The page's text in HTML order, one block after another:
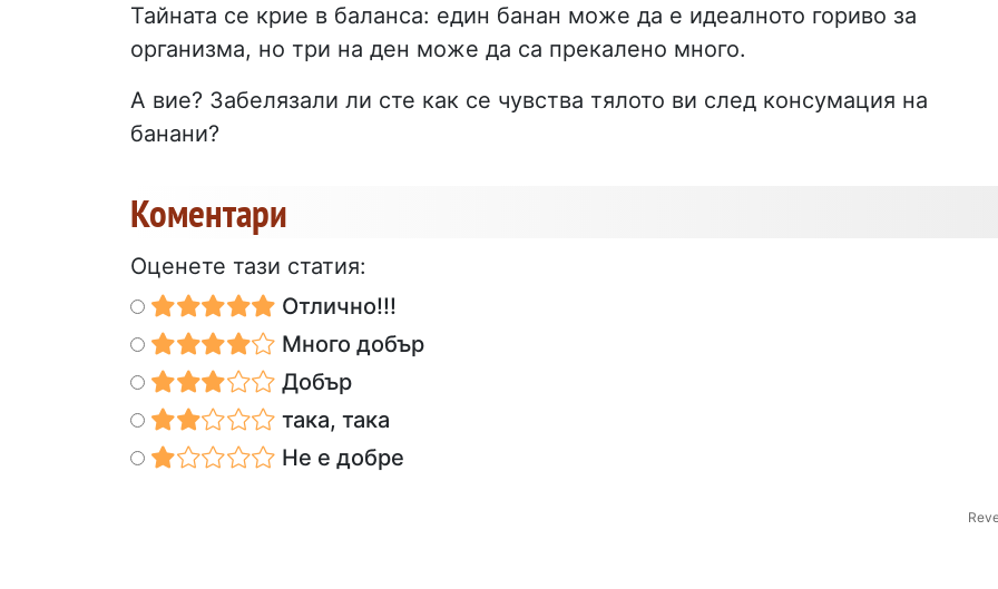
Тайната се крие в баланса: един банан може да е идеалното гориво за
организма, но три на ден може да са прекалено много.
А вие? Забелязали ли сте как се чувства тялото ви след консумация на
банани?
Коментари
Оценете тази статия:
Отлично!!!
Много добър
Добър
така, така
Не е добре